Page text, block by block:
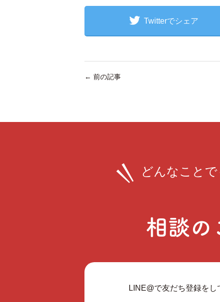
Twitterでシェア
← 前の記事
どんなこと
相談の
LINE@で友だち登録を